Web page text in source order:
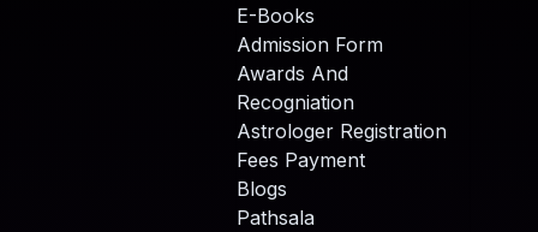
E-Books
Admission Form
Awards And
Recogniation
Astrologer Registration
Fees Payment
Blogs
Pathsala